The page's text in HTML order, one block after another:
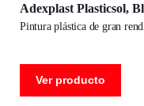
Adexplast Plasticsol,
pintura plástica de gran
Ver producto